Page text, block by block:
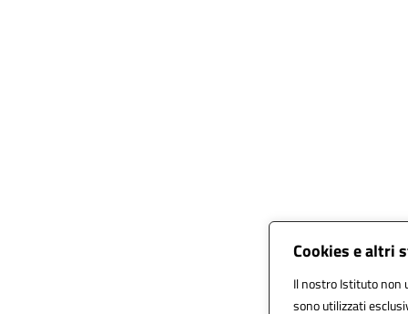
Cookies e altri
Il nostro Istituto non
sono utilizzati